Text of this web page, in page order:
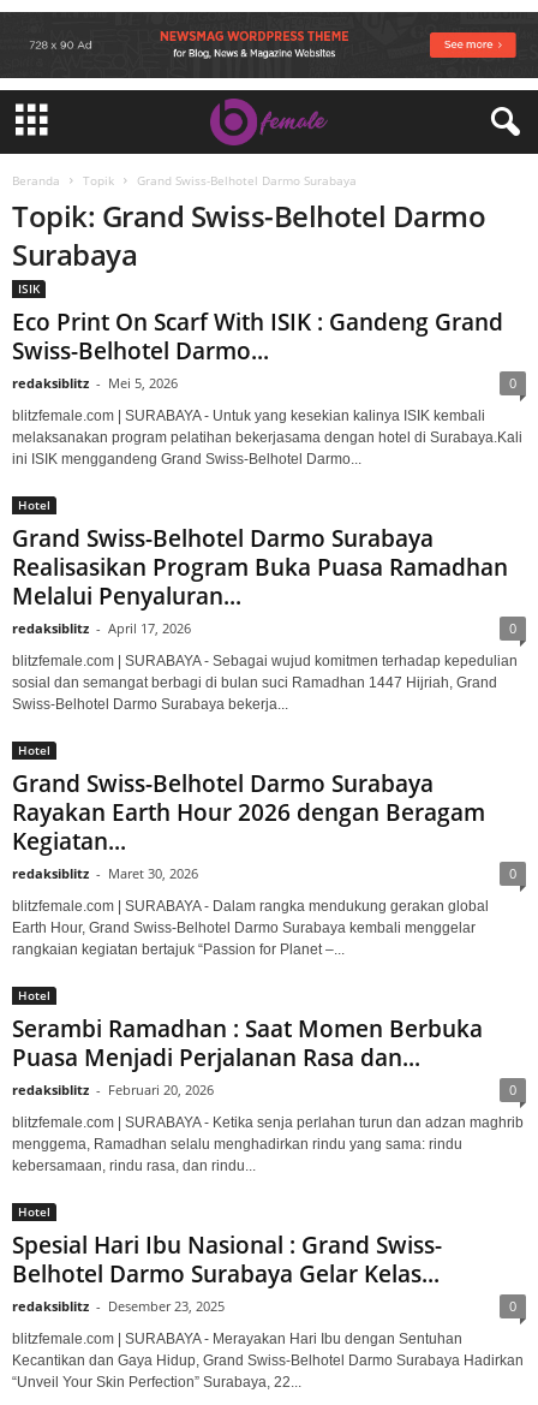
Beranda Topik Grand Swiss-Belhotel Darmo Surabaya
Topik: Grand Swiss-Belhotel Darmo
Surabaya
ISIK
Eco Print On Scarf With ISIK : Gandeng Grand
Swiss-Belhotel Darmo...
redaksiblitz - Mei 5, 2026 0
blitzfemale.com | SURABAYA - Untuk yang kesekian kalinya ISIK kembali
melaksanakan program pelatihan bekerjasama dengan hotel di Surabaya.Kali
ini ISIK menggandeng Grand Swiss-Belhotel Darmo...
Hotel
Grand Swiss-Belhotel Darmo Surabaya
Realisasikan Program Buka Puasa Ramadhan
Melalui Penyaluran...
redaksiblitz - April 17, 2026 0
blitzfemale.com | SURABAYA - Sebagai wujud komitmen terhadap kepedulian
sosial dan semangat berbagi di bulan suci Ramadhan 1447 Hijriah, Grand
Swiss-Belhotel Darmo Surabaya bekerja...
Hotel
Grand Swiss-Belhotel Darmo Surabaya
Rayakan Earth Hour 2026 dengan Beragam
Kegiatan...
redaksiblitz - Maret 30, 2026 0
blitzfemale.com | SURABAYA - Dalam rangka mendukung gerakan global
Earth Hour, Grand Swiss-Belhotel Darmo Surabaya kembali menggelar
rangkaian kegiatan bertajuk “Passion for Planet –...
Hotel
Serambi Ramadhan : Saat Momen Berbuka
Puasa Menjadi Perjalanan Rasa dan...
redaksiblitz - Februari 20, 2026 0
blitzfemale.com | SURABAYA - Ketika senja perlahan turun dan adzan maghrib
menggema, Ramadhan selalu menghadirkan rindu yang sama: rindu
kebersamaan, rindu rasa, dan rindu...
Hotel
Spesial Hari Ibu Nasional : Grand Swiss-
Belhotel Darmo Surabaya Gelar Kelas...
redaksiblitz - Desember 23, 2025 0
blitzfemale.com | SURABAYA - Merayakan Hari Ibu dengan Sentuhan
Kecantikan dan Gaya Hidup, Grand Swiss-Belhotel Darmo Surabaya Hadirkan
“Unveil Your Skin Perfection” Surabaya, 22...